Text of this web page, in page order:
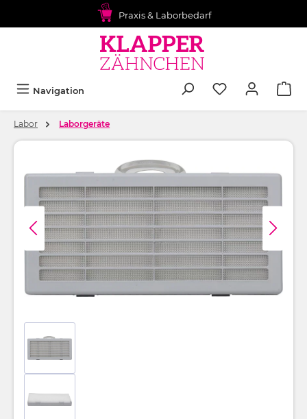
Praxis & Laborbedarf
Navigation
Labor Laborgeräte